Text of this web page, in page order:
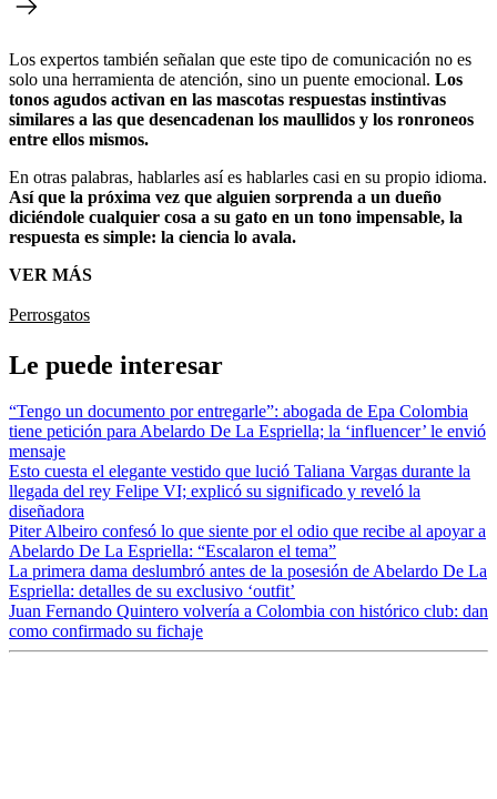
Los expertos también señalan que este tipo de comunicación no es
solo una herramienta de atención, sino un puente emocional. Los
tonos agudos activan en las mascotas respuestas instintivas
similares a las que desencadenan los maullidos y los ronroneos
entre ellos mismos.
En otras palabras, hablarles así es hablarles casi en su propio idioma.
Así que la próxima vez que alguien sorprenda a un dueño
diciéndole cualquier cosa a su gato en un tono impensable, la
respuesta es simple: la ciencia lo avala.
VER MÁS
Perrosgatos
Le puede interesar
“Tengo un documento por entregarle”: abogada de Epa Colombia
tiene petición para Abelardo De La Espriella; la ‘influencer’ le envió
mensaje
Esto cuesta el elegante vestido que lució Taliana Vargas durante la
llegada del rey Felipe VI; explicó su significado y reveló la
diseñadora
Piter Albeiro confesó lo que siente por el odio que recibe al apoyar a
Abelardo De La Espriella: “Escalaron el tema”
La primera dama deslumbró antes de la posesión de Abelardo De La
Espriella: detalles de su exclusivo ‘outfit’
Juan Fernando Quintero volvería a Colombia con histórico club: dan
como confirmado su fichaje